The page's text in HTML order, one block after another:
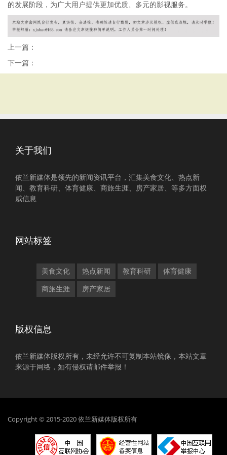
的发展阶段，为广大用户提供更加优质、多元的影视服务。
上一篇：
下一篇：
关于我们
依兰新媒体是领先的新闻资讯平台，汇集美食文化、热点新
闻、教育科研、体育健康、商旅生涯、房产家居、等多方面权
威信息
网站标签
美食文化 热点新闻 教育科研 体育健康
商旅生涯 房产家居
版权信息
依兰新媒体版权所有，未经允许不可复制本站镜像，本站文章
来源于网络，如有侵权请邮件举报！
Copyright © 2015-2020 依兰新媒体版权所有